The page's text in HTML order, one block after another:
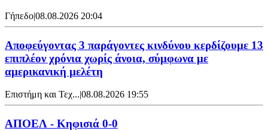
Γήπεδο|08.08.2026 20:04
Αποφεύγοντας 3 παράγοντες κινδύνου κερδίζουμε 13
επιπλέον χρόνια χωρίς άνοια, σύμφωνα με
αμερικανική μελέτη
Επιστήμη και Τεχ...|08.08.2026 19:55
ΑΠΟΕΛ - Κηφισιά 0-0